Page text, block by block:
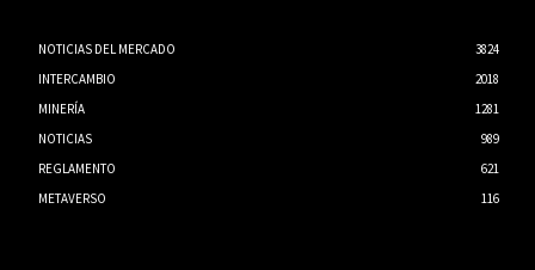
NOTICIAS DEL MERCADO
3824
INTERCAMBIO
2018
MINERÍA
1281
NOTICIAS
989
REGLAMENTO
621
METAVERSO
116